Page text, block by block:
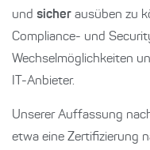
und sicher ausüben zu
Compliance- und
Wechselmöglichkeiten
IT-Anbieter.
Unserer Auffassung
etwa eine Zertifizierung